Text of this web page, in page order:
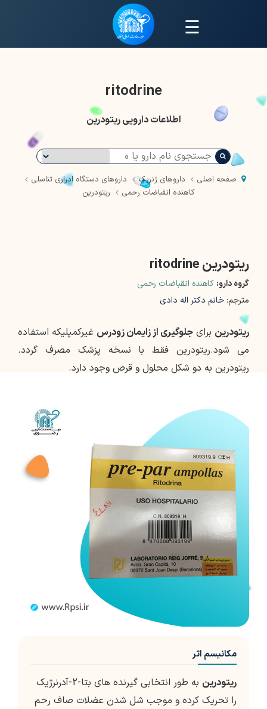
☰
ritodrine
اطلاعات دارویی ریتودرین
صفحه اصلی داروهای ژنریک
داروهای دستگاه ادراری تناسلی
کاهنده انقباضات رحمی
ریتودرین
ریتودرین ritodrine
گروه دارو: کاهنده انقباضات رحمی
مترجم: خانم دکتر اله دادی
ریتودرین برای جلوگیری از زایمان زودرس غیرکمپلیکه استفاده
می شود.ریتودرین فقط با نسخه پزشک مصرف گردد.
ریتودرین به دو شکل محلول و قرص وجود دارد.
مکانیسم اثر
ریتودرین
به طور انتخابی گیرنده های بتا-2-آدرنرژیک
را تحریک کرده و موجب شل شدن عضلات صاف رحم